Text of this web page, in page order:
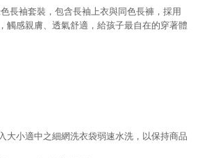
長袖套裝，包含長袖上衣與同色長褲，採用
觸感親膚、透氣舒適，給孩子最自在的穿著體
大小適中之細網洗衣袋弱速水洗，以保持商品